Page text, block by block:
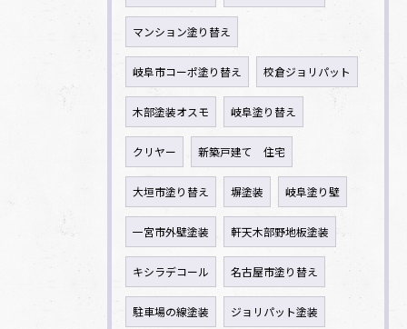
マンション塗り替え
岐阜市コーポ塗り替え 校倉ジョリパット
木部塗装オスモ 岐阜塗り替え
クリヤー 新築戸建て 住宅
大垣市塗り替え 塀塗装 岐阜塗り壁
一宮市外壁塗装 軒天木部野地板塗装
キシラデコール 名古屋市塗り替え
駐車場の線塗装 ジョリパット塗装